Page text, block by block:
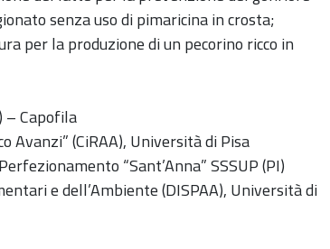
senza uso di pimaricina in crosta;
per la produzione di un pecorino ricco in
– Capofila
Avanzi” (CiRAA), Università di Pisa
“Sant’Anna” SSSUP (PI)
e dell’Ambiente (DISPAA), Università di